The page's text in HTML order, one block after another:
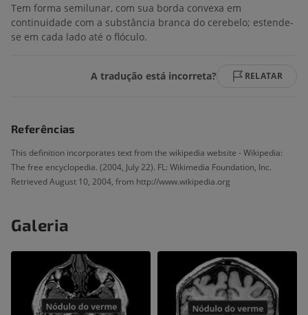
Tem forma semilunar, com sua borda convexa em
continuidade com a substância branca do cerebelo; estende-
se em cada lado até o flóculo.
A tradução está incorreta? RELATAR
Referências
This definition incorporates text from the wikipedia website - Wikipedia:
The free encyclopedia. (2004, July 22). FL: Wikimedia Foundation, Inc.
Retrieved August 10, 2004, from http://www.wikipedia.org
Galeria